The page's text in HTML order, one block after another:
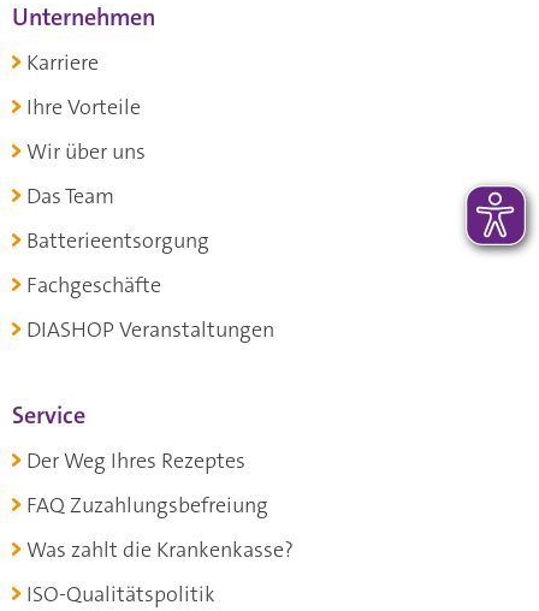
Unternehmen
Karriere
Ihre Vorteile
Wir über uns
Das Team
Batterieentsorgung
Fachgeschäfte
DIASHOP Veranstaltungen
Service
Der Weg Ihres Rezeptes
FAQ Zuzahlungsbefreiung
Was zahlt die Krankenkasse?
ISO-Qualitätspolitik